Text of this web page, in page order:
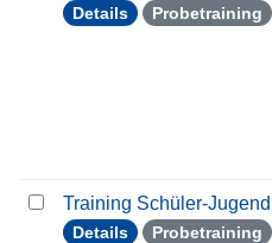
Details Probetraining
Training Schüler-Jugend
Details Probetraining